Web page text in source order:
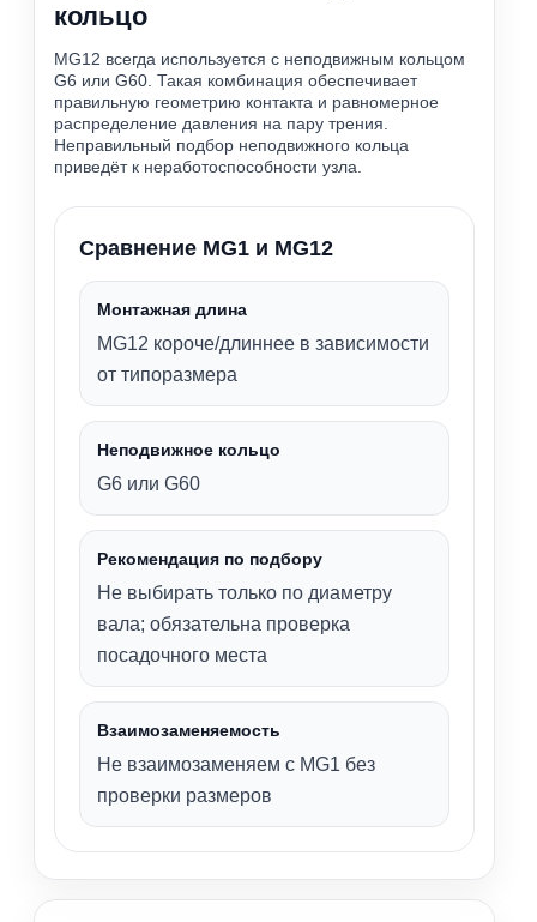
кольцо
MG12 всегда используется с неподвижным кольцом
G6 или G60. Такая комбинация обеспечивает
правильную геометрию контакта и равномерное
распределение давления на пару трения.
Неправильный подбор неподвижного кольца
приведёт к неработоспособности узла.
Сравнение MG1 и MG12
Монтажная длина
MG12 короче/длиннее в зависимости
от типоразмера
Неподвижное кольцо
G6 или G60
Рекомендация по подбору
Не выбирать только по диаметру
вала; обязательна проверка
посадочного места
Взаимозаменяемость
Не взаимозаменяем с MG1 без
проверки размеров